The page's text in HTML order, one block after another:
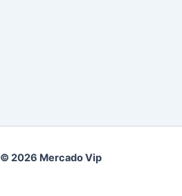
© 2026 Mercado Vip